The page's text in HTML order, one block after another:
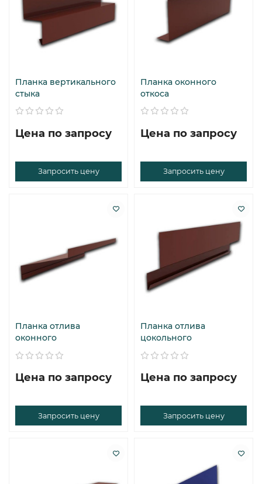
Планка вертикального
стыка
Цена по запросу
Запросить цену
Планка оконного
откоса
Цена по запросу
Запросить цену
Планка отлива
оконного
Цена по запросу
Запросить цену
Планка отлива
цокольного
Цена по запросу
Запросить цену